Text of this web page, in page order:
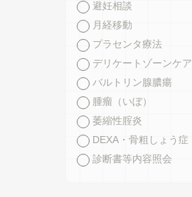
避妊相談
月経移動
プラセンタ療法
デリケートゾーンケア
バルトリン腺膿瘍
腫瘤（いぼ）
萎縮性腟炎
DEXA・骨粗しょう症
診断書等内容照会